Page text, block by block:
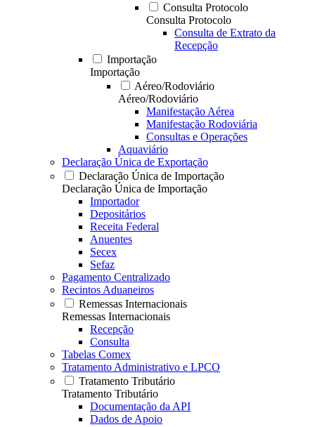
Consulta Protocolo
Consulta Protocolo
Consulta de Extrato da
Recepção
Importação
Importação
Aéreo/Rodoviário
Aéreo/Rodoviário
Manifestação Aérea
Manifestação Rodoviária
Consultas e Operações
Aquaviário
Declaração Única de Exportação
Declaração Única de Importação
Declaração Única de Importação
Importador
Depositários
Receita Federal
Anuentes
Secex
Sefaz
Pagamento Centralizado
Recintos Aduaneiros
Remessas Internacionais
Remessas Internacionais
Recepção
Consulta
Tabelas Comex
Tratamento Administrativo e LPCO
Tratamento Tributário
Tratamento Tributário
Documentação da API
Dados de Apoio